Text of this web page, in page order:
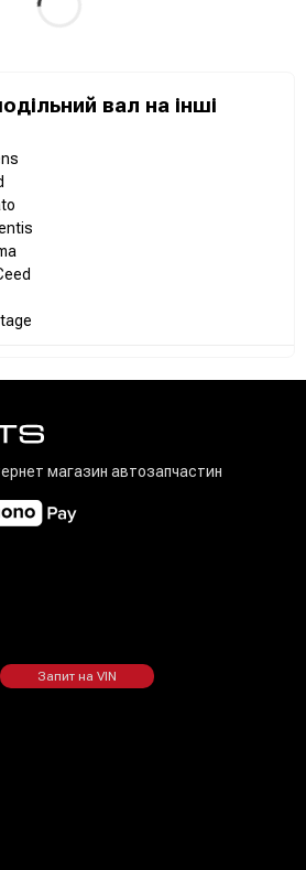
вал на інші
магазин автозапчастин
Запит на VIN